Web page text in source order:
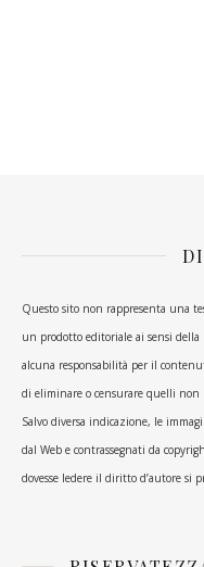
Questo sito non rappresenta una
un prodotto editoriale ai sensi
alcuna responsabilità per il
di eliminare o censurare quelli non
Salvo diversa indicazione, le
dal Web e contrassegnati da
dovesse ledere il diritto d’autore si